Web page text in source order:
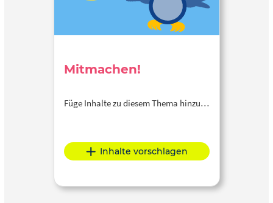
Mitmachen!
Füge Inhalte zu diesem Thema hinzu…
Inhalte vorschlagen